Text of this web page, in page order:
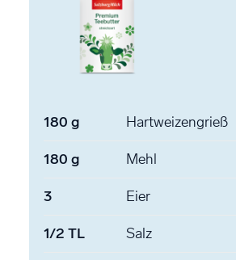
180 g Hartweizengrieß
180 g Mehl
3 Eier
1/2 TL Salz